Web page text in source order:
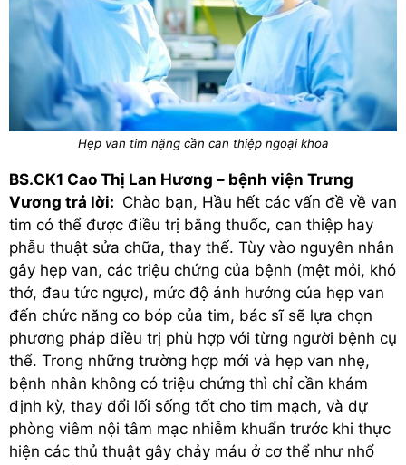
Hẹp van tim nặng cần can thiệp ngoại khoa
BS.CK1 Cao Thị Lan Hương – bệnh viện Trưng
Vương trả lời: Chào bạn, Hầu hết các vấn đề về van
tim có thể được điều trị bằng thuốc, can thiệp hay
phẫu thuật sửa chữa, thay thế. Tùy vào nguyên nhân
gây hẹp van, các triệu chứng của bệnh (mệt mỏi, khó
thở, đau tức ngực), mức độ ảnh hưởng của hẹp van
đến chức năng co bóp của tim, bác sĩ sẽ lựa chọn
phương pháp điều trị phù hợp với từng người bệnh cụ
thể. Trong những trường hợp mới và hẹp van nhẹ,
bệnh nhân không có triệu chứng thì chỉ cần khám
định kỳ, thay đổi lối sống tốt cho tim mạch, và dự
phòng viêm nội tâm mạc nhiễm khuẩn trước khi thực
hiện các thủ thuật gây chảy máu ở cơ thể như nhổ